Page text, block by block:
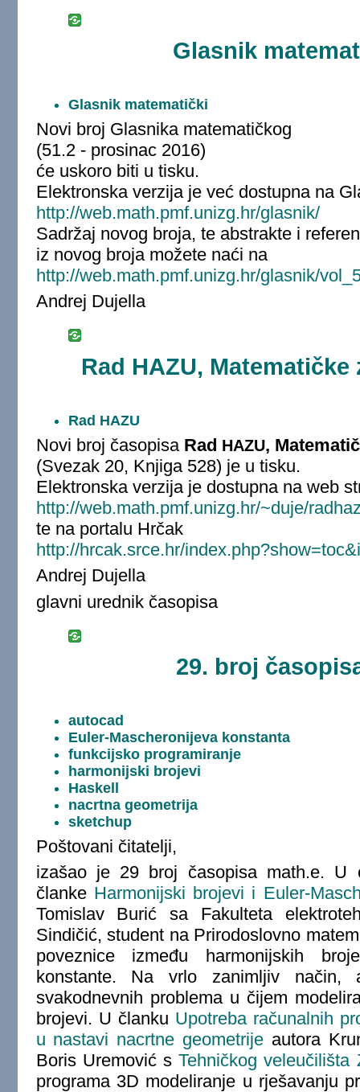
Glasnik
Glasnik matematički
Novi broj Glasnika matematičkog
(51.2 - prosinac 2016)
će uskoro biti u tisku.
Elektronska verzija je već dostupna na
http://web.math.pmf.unizg.hr/glasnik/
Sadržaj novog broja, te abstrakte i
iz novog broja možete naći na
http://web.math.pmf.unizg.hr/glasnik/
Andrej Dujella
Rad HAZU,
Rad HAZU
Novi broj časopisa Rad HAZU,
(Svezak 20, Knjiga 528) je u tisku.
Elektronska verzija je dostupna na web
http://web.math.pmf.unizg.hr/~duje/
te na portalu Hrčak
http://hrcak.srce.hr/
Andrej Dujella
glavni urednik časopisa
29. broj
autocad
Euler-Mascheronijeva konstanta
funkcijsko programiranje
harmonijski brojevi
Haskell
nacrtna geometrija
sketchup
Poštovani čitatelji,
izašao je 29 broj časopisa math.e. U
članke Harmonijski brojevi i Euler-
Tomislav Burić sa Fakulteta
Sindičić, student na Prirodoslovno
poveznice između harmonijskih
konstante. Na vrlo zanimljiv način,
svakodnevnih problema u čijem
brojevi. U članku Upotreba računalnih
u nastavi nacrtne geometrije autora
Boris Uremović sTehničkog veleučilišta
programa 3D modeliranje u rješavanju